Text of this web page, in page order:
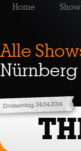
Home
Alle
Nürnberg
Donnerstag, 24.04.2014